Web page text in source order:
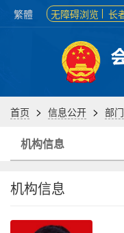
繁體 无障碍浏览 长
首页 > 信息公开 > 部
机构信息
机构信息